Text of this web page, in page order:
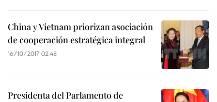
China y Vietnam priorizan asociación
de cooperación estratégica integral
16/10/2017 02:48
Presidenta del Parlamento de